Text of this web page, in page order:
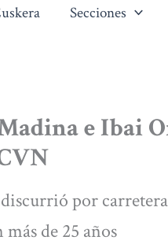
Secciones
e Ibai
por
más de 25 años